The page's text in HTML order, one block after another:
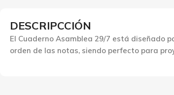
DESCRIPCCIÓN
El Cuaderno Asamblea 29/7 está diseñado
orden de las notas, siendo perfecto para